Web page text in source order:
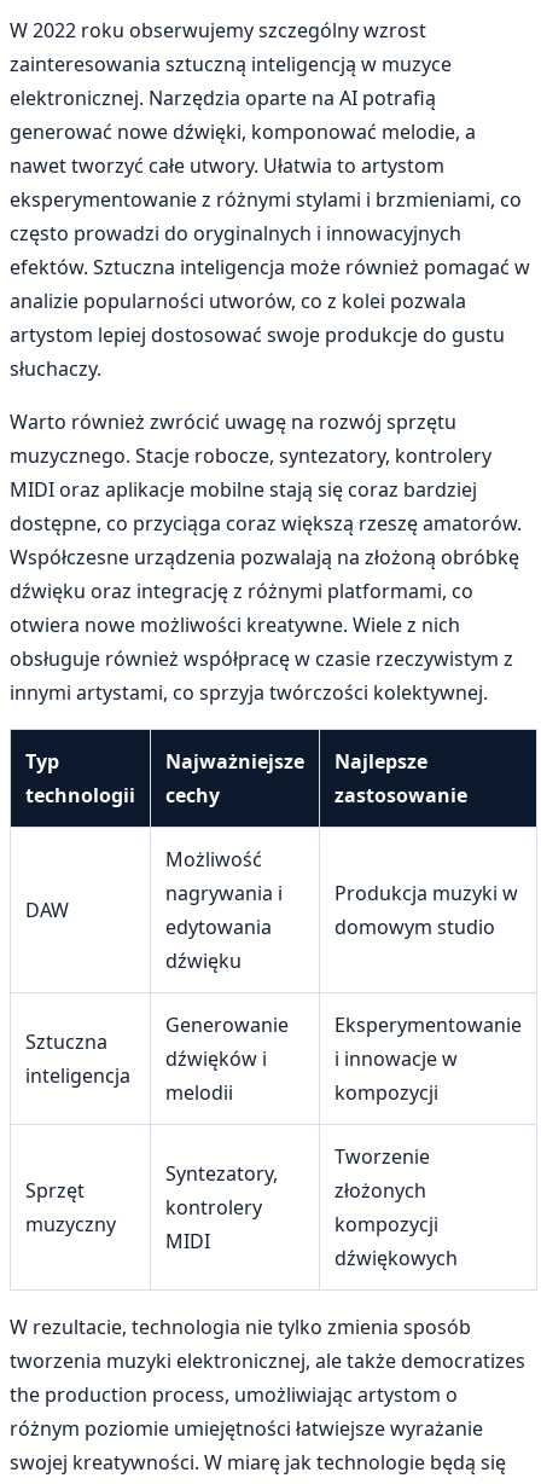
W 2022 roku obserwujemy szczególny wzrost
zainteresowania sztuczną inteligencją w muzyce
elektronicznej. Narzędzia oparte na AI potrafią
generować nowe dźwięki, komponować melodie, a
nawet tworzyć całe utwory. Ułatwia to artystom
eksperymentowanie z różnymi stylami i brzmieniami, co
często prowadzi do oryginalnych i innowacyjnych
efektów. Sztuczna inteligencja może również pomagać w
analizie popularności utworów, co z kolei pozwala
artystom lepiej dostosować swoje produkcje do gustu
słuchaczy.
Warto również zwrócić uwagę na rozwój sprzętu
muzycznego. Stacje robocze, syntezatory, kontrolery
MIDI oraz aplikacje mobilne stają się coraz bardziej
dostępne, co przyciąga coraz większą rzeszę amatorów.
Współczesne urządzenia pozwalają na złożoną obróbkę
dźwięku oraz integrację z różnymi platformami, co
otwiera nowe możliwości kreatywne. Wiele z nich
obsługuje również współpracę w czasie rzeczywistym z
innymi artystami, co sprzyja twórczości kolektywnej.
Typ
technologii
Najważniejsze
cechy
Najlepsze
zastosowanie
DAW
Możliwość
nagrywania i
edytowania
dźwięku
Produkcja muzyki w
domowym studio
Sztuczna
inteligencja
Generowanie
dźwięków i
melodii
Eksperymentowanie
i innowacje w
kompozycji
Sprzęt
muzyczny
Syntezatory,
kontrolery
MIDI
Tworzenie
złożonych
kompozycji
dźwiękowych
W rezultacie, technologia nie tylko zmienia sposób
tworzenia muzyki elektronicznej, ale także democratizes
the production process, umożliwiając artystom o
różnym poziomie umiejętności łatwiejsze wyrażanie
swojej kreatywności. W miarę jak technologie będą się